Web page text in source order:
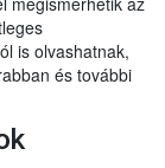
is olvashatnak,
és további